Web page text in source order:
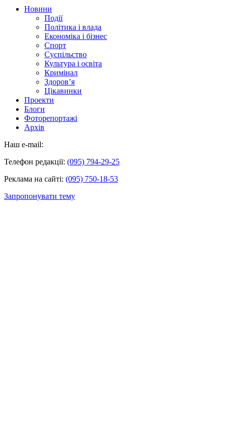
Новини
Події
Політика і влада
Економіка і бізнес
Спорт
Суспільство
Культура і освіта
Кримінал
Здоров’я
Цікавинки
Проекти
Блоги
Фоторепортажі
Архів
Наш e-mail:
Телефон редакції: (095) 794-29-25
Реклама на сайті: (095) 750-18-53
Запропонувати тему